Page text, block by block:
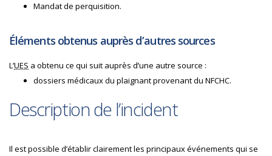
Mandat de perquisition.
Éléments obtenus auprès d’autres sources
L’UES a obtenu ce qui suit auprès d’une autre source :
dossiers médicaux du plaignant provenant du NFCHC.
Description de l’incident
Il est possible d’établir clairement les principaux événements qui se